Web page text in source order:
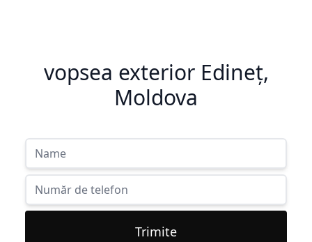
vopsea exterior Edineț,
Moldova
Trimite